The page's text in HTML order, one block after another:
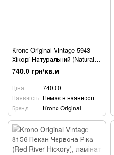
Krono Original Vintage 5943
Хікорі Натуральний (Natural
Hickory), ламінат
740.0 грн/кв.м
Ціна
740.00
Наявність Немає в наявності
Бренд
Krono Original